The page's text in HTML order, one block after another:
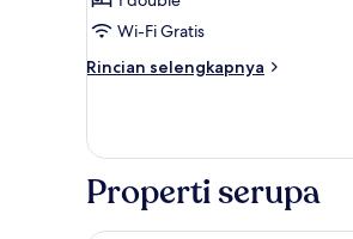
pemandangan
kota
Double
Ekonomi
Wi-Fi Gratis
Rincian selengkapnya
Rincian
Kamar
Ekonomi
Properti serupa